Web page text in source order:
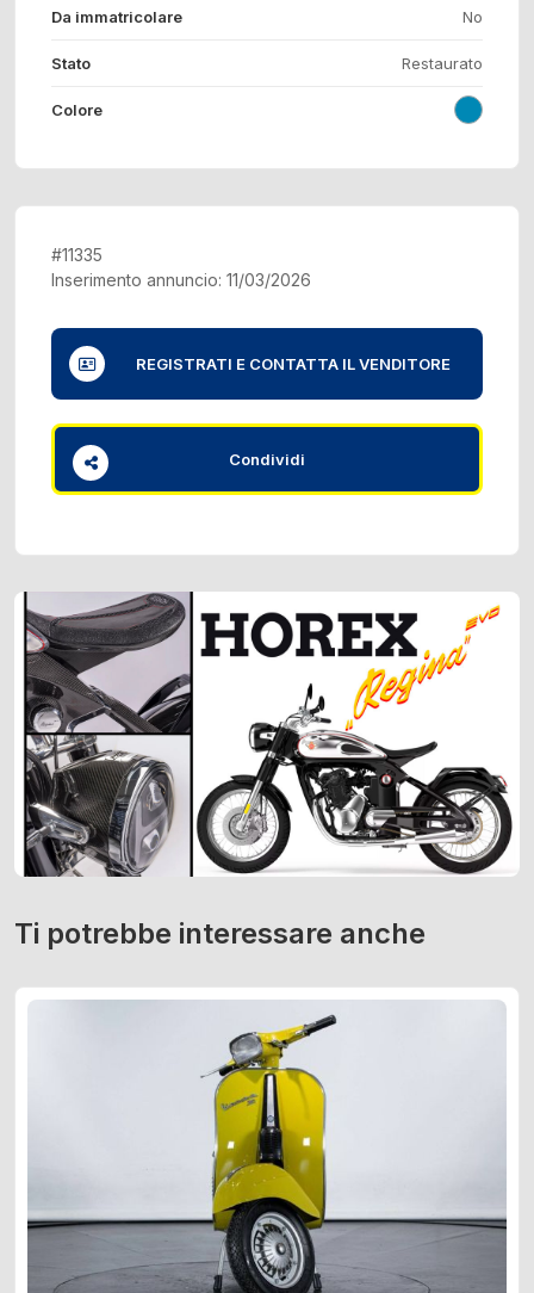
Da immatricolare No
Stato Restaurato
Colore
#11335
Inserimento annuncio: 11/03/2026
REGISTRATI E CONTATTA IL VENDITORE
Condividi
Ti potrebbe interessare anche